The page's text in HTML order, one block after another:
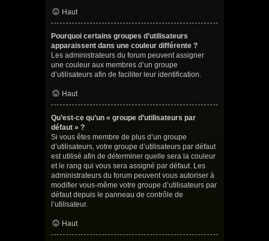
Haut
Pourquoi certains groupes d’utilisateurs
apparaissent dans une couleur différente ?
Les administrateurs du forum peuvent assigner
une couleur aux membres d’un groupe
d’utilisateurs afin de faciliter leur identification.
Haut
Qu’est-ce qu’un « groupe d’utilisateurs par
défaut » ?
Si vous êtes membre de plus d’un groupe
d’utilisateurs, votre groupe d’utilisateurs par défaut
est utilisé afin de déterminer quelle sera la couleur
et le rang qui vous sera assigné par défaut. Les
administrateurs du forum peuvent vous autoriser à
modifier vous-même votre groupe d’utilisateurs par
défaut depuis le panneau de contrôle de
l’utilisateur.
Haut